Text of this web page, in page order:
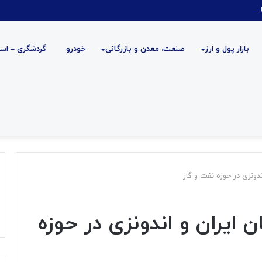
بازار پول و ارز صنعت، معدن و بازرگانی خودرو گردشگری –
در حوزه نفت و گاز
ایران و اندونزی در حوزه